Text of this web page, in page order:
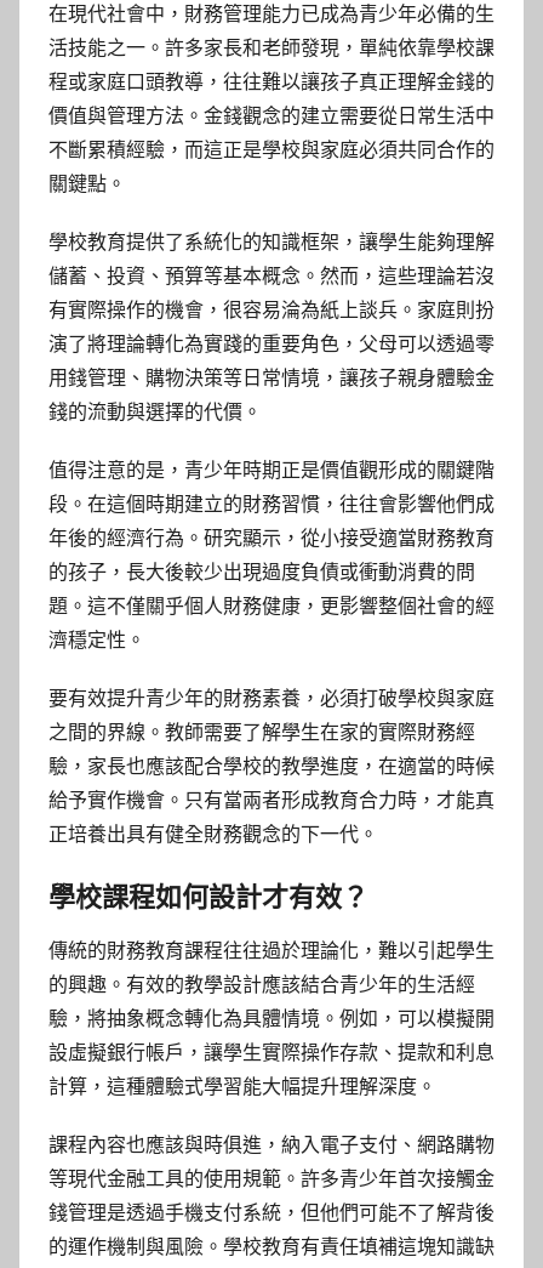
在現代社會中，財務管理能力已成為青少年必備的生
活技能之一。許多家長和老師發現，單純依靠學校課
程或家庭口頭教導，往往難以讓孩子真正理解金錢的
價值與管理方法。金錢觀念的建立需要從日常生活中
不斷累積經驗，而這正是學校與家庭必須共同合作的
關鍵點。
學校教育提供了系統化的知識框架，讓學生能夠理解
儲蓄、投資、預算等基本概念。然而，這些理論若沒
有實際操作的機會，很容易淪為紙上談兵。家庭則扮
演了將理論轉化為實踐的重要角色，父母可以透過零
用錢管理、購物決策等日常情境，讓孩子親身體驗金
錢的流動與選擇的代價。
值得注意的是，青少年時期正是價值觀形成的關鍵階
段。在這個時期建立的財務習慣，往往會影響他們成
年後的經濟行為。研究顯示，從小接受適當財務教育
的孩子，長大後較少出現過度負債或衝動消費的問
題。這不僅關乎個人財務健康，更影響整個社會的經
濟穩定性。
要有效提升青少年的財務素養，必須打破學校與家庭
之間的界線。教師需要了解學生在家的實際財務經
驗，家長也應該配合學校的教學進度，在適當的時候
給予實作機會。只有當兩者形成教育合力時，才能真
正培養出具有健全財務觀念的下一代。
學校課程如何設計才有效？
傳統的財務教育課程往往過於理論化，難以引起學生
的興趣。有效的教學設計應該結合青少年的生活經
驗，將抽象概念轉化為具體情境。例如，可以模擬開
設虛擬銀行帳戶，讓學生實際操作存款、提款和利息
計算，這種體驗式學習能大幅提升理解深度。
課程內容也應該與時俱進，納入電子支付、網路購物
等現代金融工具的使用規範。許多青少年首次接觸金
錢管理是透過手機支付系統，但他們可能不了解背後
的運作機制與風險。學校教育有責任填補這塊知識缺